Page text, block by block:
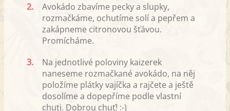
2.
Avokádo zbavíme pecky a slupky,
rozmačkáme, ochutíme solí a pepřem a
zakápneme citronovou šťávou.
Promícháme.
3.
Na jednotlivé poloviny kaizerek
naneseme rozmačkané avokádo, na něj
položíme plátky vajíčka a rajčete a ještě
dosolíme a dopepříme podle vlastní
chuti. Dobrou chuť! :-)